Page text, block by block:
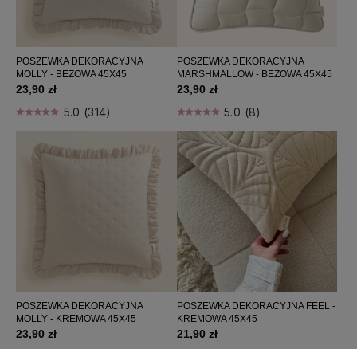
Bestsellers
Nowości
Promocje
FILTRUJ
Kategorie: Poszewki dekoracyjne 45x45
Sortuj wg:Nazwa produktu A-Z
POSZEWKA DEKORACYJNA
MOLLY - BEŻOWA 45X45
23,90 zł
5.0 (314)
POSZEWKA DEKORACYJNA
MARSHMALLOW - BEŻOWA 45X45
23,90 zł
5.0 (8)
POSZEWKA DEKORACYJNA
MOLLY - KREMOWA 45X45
23,90 zł
POSZEWKA DEKORACYJNA FEEL -
KREMOWA 45X45
21,90 zł